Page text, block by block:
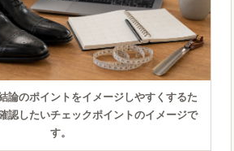
論のポイントをイメージしやすくするた
認したいチェックポイントのイメージで
す。